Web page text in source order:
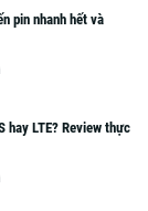
pin nhanh hết và
hay LTE? Review thực